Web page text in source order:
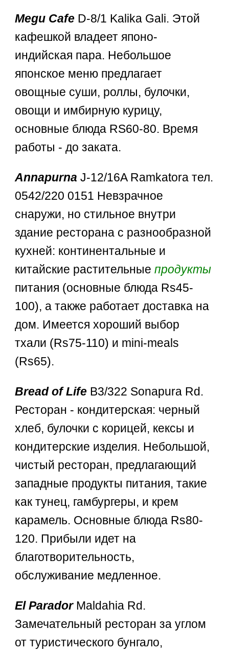
Megu Cafe D-8/1 Kalika Gali. Этой
кафешкой владеет японо-
индийская пара. Небольшое
японское меню предлагает
овощные суши, роллы, булочки,
овощи и имбирную курицу,
основные блюда RS60-80. Время
работы - до заката.
Annapurna J-12/16A Ramkatora тел.
0542/220 0151 Невзрачное
снаружи, но стильное внутри
здание ресторана с разнообразной
кухней: континентальные и
китайские растительныепродукты
питания (основные блюда Rs45-
100), а также работает доставка на
дом. Имеется хороший выбор
тхали (Rs75-110) и mini-meals
(Rs65).
Bread of Life B3/322 Sonapura Rd.
Ресторан - кондитерская: черный
хлеб, булочки с корицей, кексы и
кондитерские изделия. Небольшой,
чистый ресторан, предлагающий
западные продукты питания, такие
как тунец, гамбургеры, и крем
карамель. Основные блюда Rs80-
120. Прибыли идет на
благотворительность,
обслуживание медленное.
El ParadorMaldahia Rd.
Замечательный ресторан за углом
от туристического бунгало,